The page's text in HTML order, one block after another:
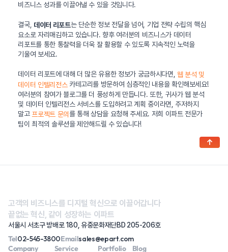
비즈니스 성과를 이끌어낼 수 있을 것입니다.
결국, 데이터 리포트는 단순한 정보 전달을 넘어, 기업 전략 수립의 핵심
요소로 자리매김하고 있습니다. 향후 여러분의 비즈니스가 데이터
리포트를 통한 통찰력을 더욱 잘 활용할 수 있도록 지속적인 노력을
기울여 보세요.
데이터 리포트에 대해 더 많은 유용한 정보가 궁금하시다면, 웹 분석 및
데이터 인텔리전스카테고리를 방문하여 심층적인 내용을 확인해보세요!
여러분의 참여가 블로그를 더 풍성하게 만듭니다. 또한, 귀사가 웹 분석
및 데이터 인텔리전스 서비스를 도입하려고 계획 중이라면, 주저하지
말고 프로젝트 문의를 통해 상담을 요청해 주세요. 저희 이파트 전문가
팀이 최적의 솔루션을 제안해드릴 수 있습니다!
고객의 비즈니스를 디지털 혁신으로 이끌어갑니다
끝없는 혁신, 같이 성장하는 이파트
서울시 서초구 방배로 180, 유중문화재단BD 205-206호
Tel02-545-3800Emailsales@epart.com
Company
Service Portfolio Blog
↑